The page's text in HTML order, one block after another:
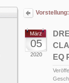
März
05
2020
EQ